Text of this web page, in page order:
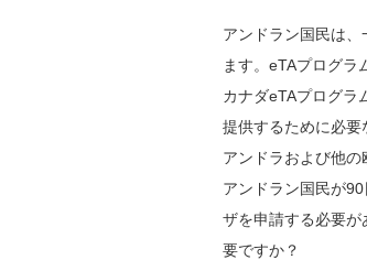
アンドラン国民は
ます。eTAプログラ
カナダeTAプログラ
提供するために必要
アンドラおよび他の
アンドラン国民が
ザを申請する必要が
要ですか？